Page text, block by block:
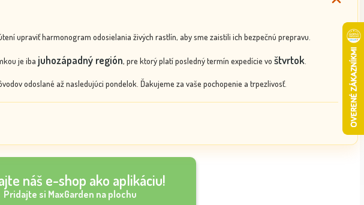
upraviť harmonogram odosielania živých rastlín, aby sme zaistili ich bezpečnú prepravu.
je iba juhozápadný región, pre ktorý platí posledný termín expedície vo štvrtok.
odoslané až nasledujúci pondelok. Ďakujeme za vaše pochopenie a trpezlivosť.
náš e-shop ako aplikáciu!
Pridajte si MaxGarden na plochu